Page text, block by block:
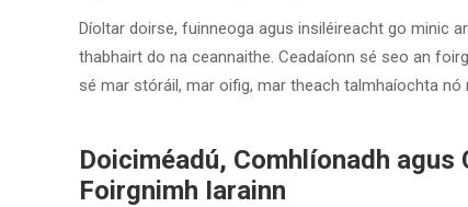
Díoltar doirse, fuinneoga agus insiléireacht go minic
thabhairt do na ceannaithe. Ceadaíonn sé seo an
sé mar stóráil, mar oifig, mar theach talmhaíochta nó
Doiciméadú, Comhlíonadh
Foirgnimh Iarainn